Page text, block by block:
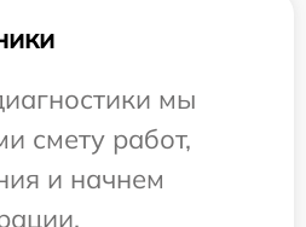
мы
смету работ,
и начнем